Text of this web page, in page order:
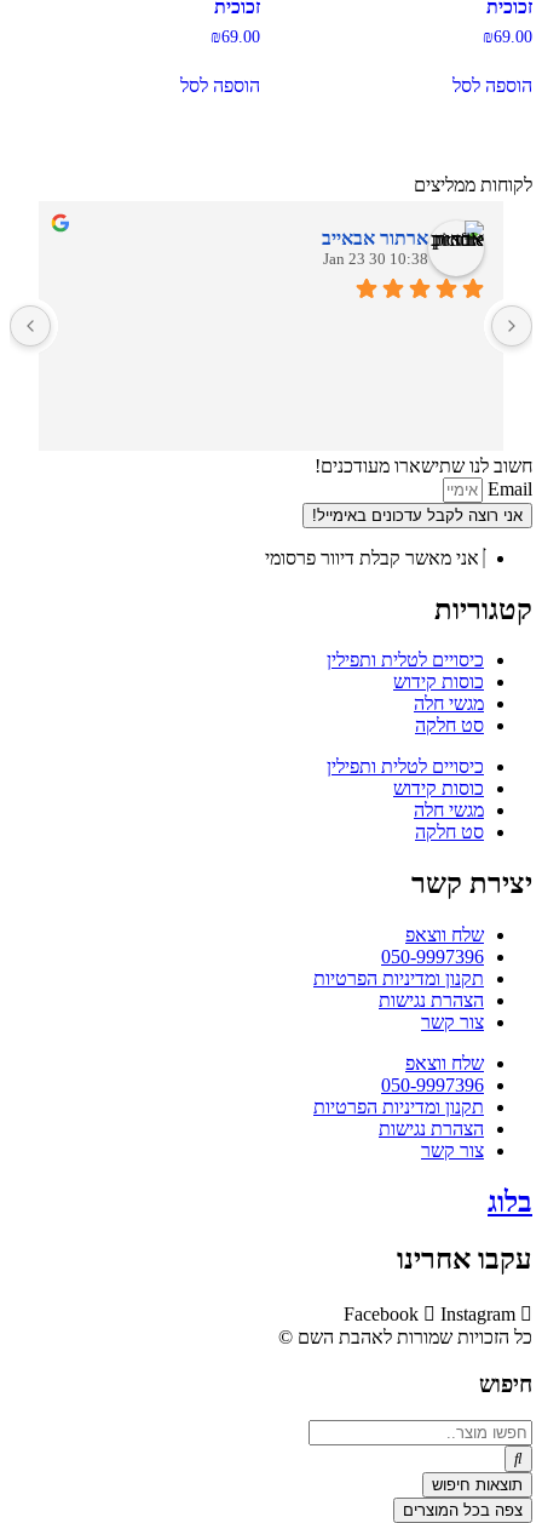
זכוכית
₪69.00
הוספה לסל
זכוכית
₪69.00
הוספה לסל
לקוחות ממליצים
ארתור אבאייב
10:38 30 Jan 23
חשוב לנו שתישארו מעודכנים!
Email
אני רוצה לקבל עדכונים באימייל!
אני מאשר קבלת דיוור פרסומי
קטגוריות
כיסויים לטלית ותפילין
כוסות קידוש
מגשי חלה
סט חלקה
כיסויים לטלית ותפילין
כוסות קידוש
מגשי חלה
סט חלקה
יצירת קשר
שלח ווצאפ
050-9997396
תקנון ומדיניות הפרטיות
הצהרת נגישות
צור קשר
שלח ווצאפ
050-9997396
תקנון ומדיניות הפרטיות
הצהרת נגישות
צור קשר
בלוג
עקבו אחרינו
Facebook
Instagram
כל הזכויות שמורות לאהבת השם ©​
חיפוש
Search
...
תוצאות חיפוש
צפה בכל המוצרים